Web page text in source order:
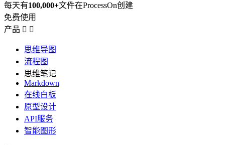
每天有100,000+文件在ProcessOn创建
免费使用
产品  
思维导图
流程图
思维笔记
Markdown
在线白板
原型设计
API服务
智能图形